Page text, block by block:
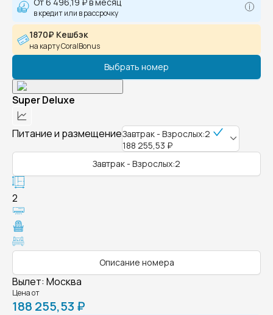
в кредит или в рассрочку
1870₽ Кешбэк
на карту CoralBonus
Выбрать номер
Super Deluxe
Питание и размещениеЗавтрак - Взрослых:2
188 255,53 ₽
Завтрак - Взрослых:2
2
Описание номера
Вылет: Москва
Цена от
188 255,53 ₽